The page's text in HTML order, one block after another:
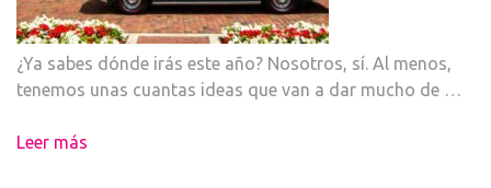
¿Ya sabes dónde irás este año? Nosotros, sí. Al menos,
tenemos unas cuantas ideas que van a dar mucho de …
Leer más